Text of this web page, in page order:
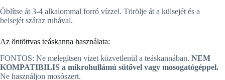
Öblítse át 3-4 alkalommal forró vízzel. Törölje át a külsejét és a
belsejét száraz ruhával.
Az öntöttvas teáskanna használata:
FONTOS: Ne melegítsen vizet közvetlenül a teáskannában. NEM
KOMPATIBILIS a mikrohullámú sütővel vagy mosogatógéppel.
Ne használjon mosószert.